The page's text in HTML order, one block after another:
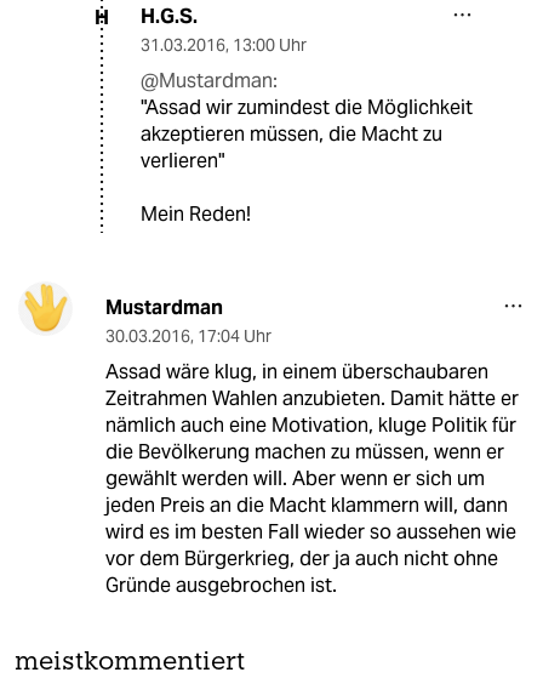
H H.G.S.
31.03.2016, 13:00 Uhr
@Mustardman:
"Assad wir zumindest die Möglichkeit
akzeptieren müssen, die Macht zu
verlieren"
Mein Reden!
Mustardman
30.03.2016, 17:04 Uhr
Assad wäre klug, in einem überschaubaren
Zeitrahmen Wahlen anzubieten. Damit hätte er
nämlich auch eine Motivation, kluge Politik für
die Bevölkerung machen zu müssen, wenn er
gewählt werden will. Aber wenn er sich um
jeden Preis an die Macht klammern will, dann
wird es im besten Fall wieder so aussehen wie
vor dem Bürgerkrieg, der ja auch nicht ohne
Gründe ausgebrochen ist.
meistkommentiert